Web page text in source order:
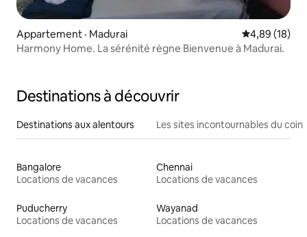
Appartement · Madurai Note
4,89 (18)
Harmony Home. La sérénité règne Bienvenue à Madurai.
Destinations à découvrir
Destinations aux alentours Les sites incontournables du coin
Bangalore
Locations de vacances
Chennai
Locations de vacances
Puducherry
Locations de vacances
Wayanad
Locations de vacances